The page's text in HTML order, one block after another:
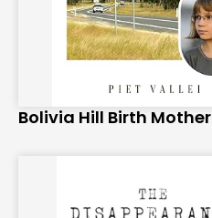
Bolivia Hill Birth Mother